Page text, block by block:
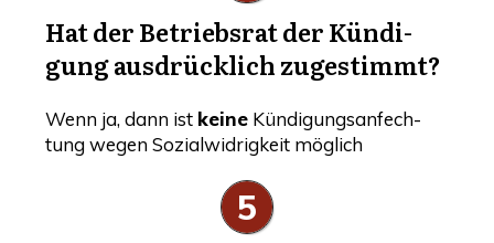
Hat der Betriebs­rat der Kün­di­
gung aus­drück­lich zugestimmt?
Wenn ja, dann ist kei­ne Kün­di­gungs­an­fech­
tung wegen Sozi­al­wid­rig­keit möglich
5